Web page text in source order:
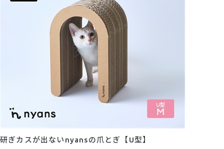
研ぎカスが出ないnyansの爪とぎ【U型】